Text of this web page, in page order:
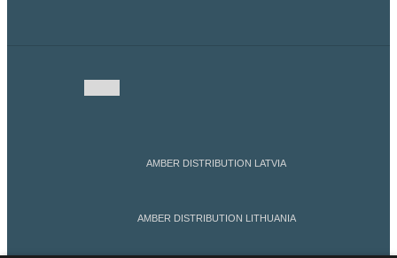
AMBER DISTRIBUTION LATVIA
AMBER DISTRIBUTION LITHUANIA